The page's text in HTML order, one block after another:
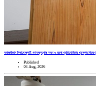
সমাজবিজ্ঞান বিভাগে জুলাই গণঅভ্যুত্থান স্মরণ ও রচনা প্রতিযোগিতার পুরস্কার বিতরণ
Published
04 Aug, 2026